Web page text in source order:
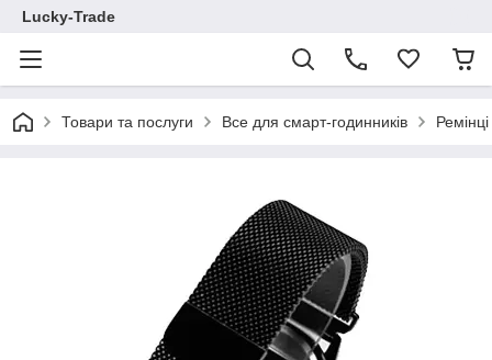
Lucky-Trade
Товари та послуги Все для смарт-годинників